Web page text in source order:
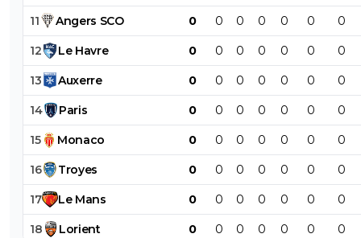
11 Angers SCO 0 0 0 0 0 0 0
12 Le Havre 0 0 0 0 0 0 0
13 Auxerre 0 0 0 0 0 0 0
14 Paris 0 0 0 0 0 0 0
15 Monaco 0 0 0 0 0 0 0
16 Troyes 0 0 0 0 0 0 0
17 Le Mans 0 0 0 0 0 0 0
18 Lorient 0 0 0 0 0 0 0